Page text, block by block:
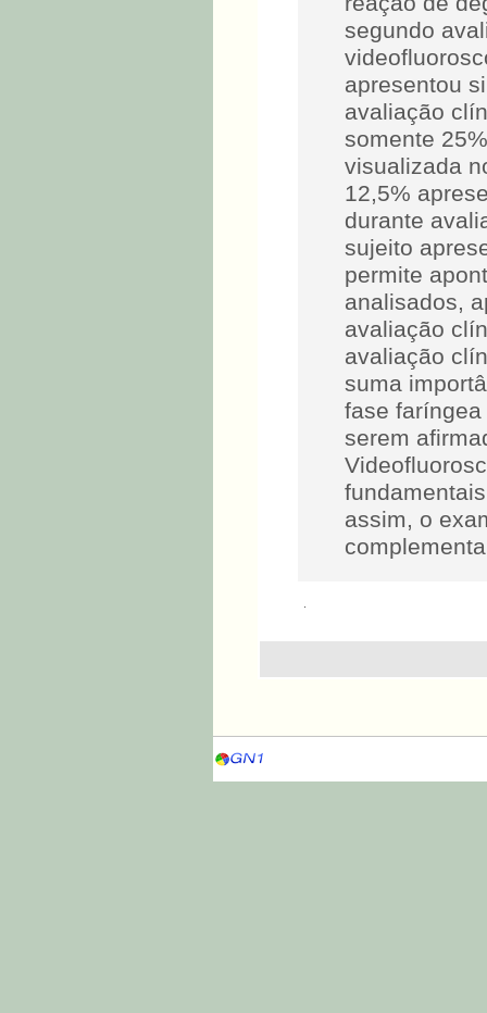
segundo
apresentou
avaliação
somente
visualizada
12,5%
durante
sujeito
permite
analisados,
avaliação
avaliação
suma
fase
serem
assim, o